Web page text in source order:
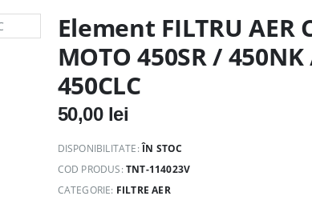
Element FILTRU AER
MOTO 450SR / 450NK
450CLC
50,00 lei
DISPONIBILITATE:ÎN STOC
COD PRODUS:TNT-114023V
CATEGORIE: FILTRE AER